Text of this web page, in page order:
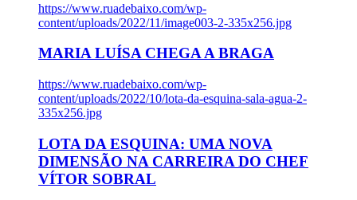
https://www.ruadebaixo.com/wp-
content/uploads/2022/11/image003-2-335x256.jpg
MARIA LUÍSA CHEGA A BRAGA
https://www.ruadebaixo.com/wp-
content/uploads/2022/10/lota-da-esquina-sala-agua-2-
335x256.jpg
LOTA DA ESQUINA: UMA NOVA
DIMENSÃO NA CARREIRA DO CHEF
VÍTOR SOBRAL